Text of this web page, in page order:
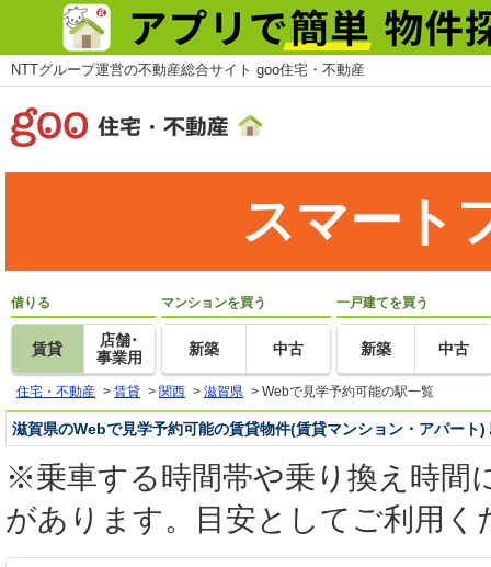
NTTグループ運営の不動産総合サイト goo住宅・不動産
スマート
借りる
賃貸
店舗･
事業用
マンションを買う
新築 中古
一戸建てを買う
新築 中古
住宅・不動産 > 賃貸 > 関西 > 滋賀県 > Webで見学予約可能の駅一覧
滋賀県のWebで見学予約可能の賃貸物件(賃貸マンション・アパート)
※乗車する時間帯や乗り換え時間
があります。目安としてご利用く